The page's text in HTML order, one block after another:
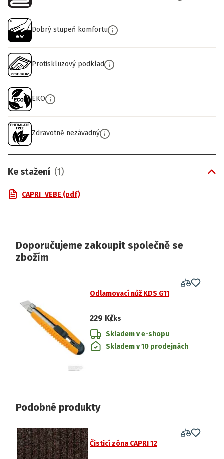
Dobrý stupeň komfortu
Protiskluzový podklad
EKO
Zdravotně nezávadný
Ke stažení (1)
CAPRI_VEBE (pdf)
Doporučujeme zakoupit společně se
zbožím
Odlamovací nůž KDS G11
229 Kč/ks
Skladem v e-shopu
Skladem v 10 prodejnách
Podobné produkty
Čisticí zóna CAPRI 12